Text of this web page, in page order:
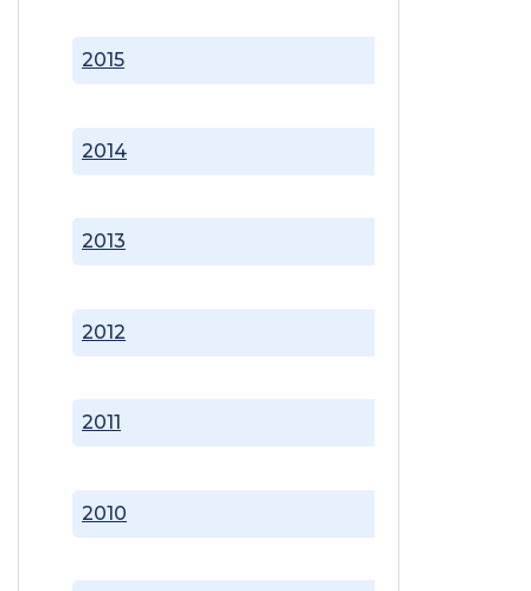
2010
2011
2012
2013
2014
2015